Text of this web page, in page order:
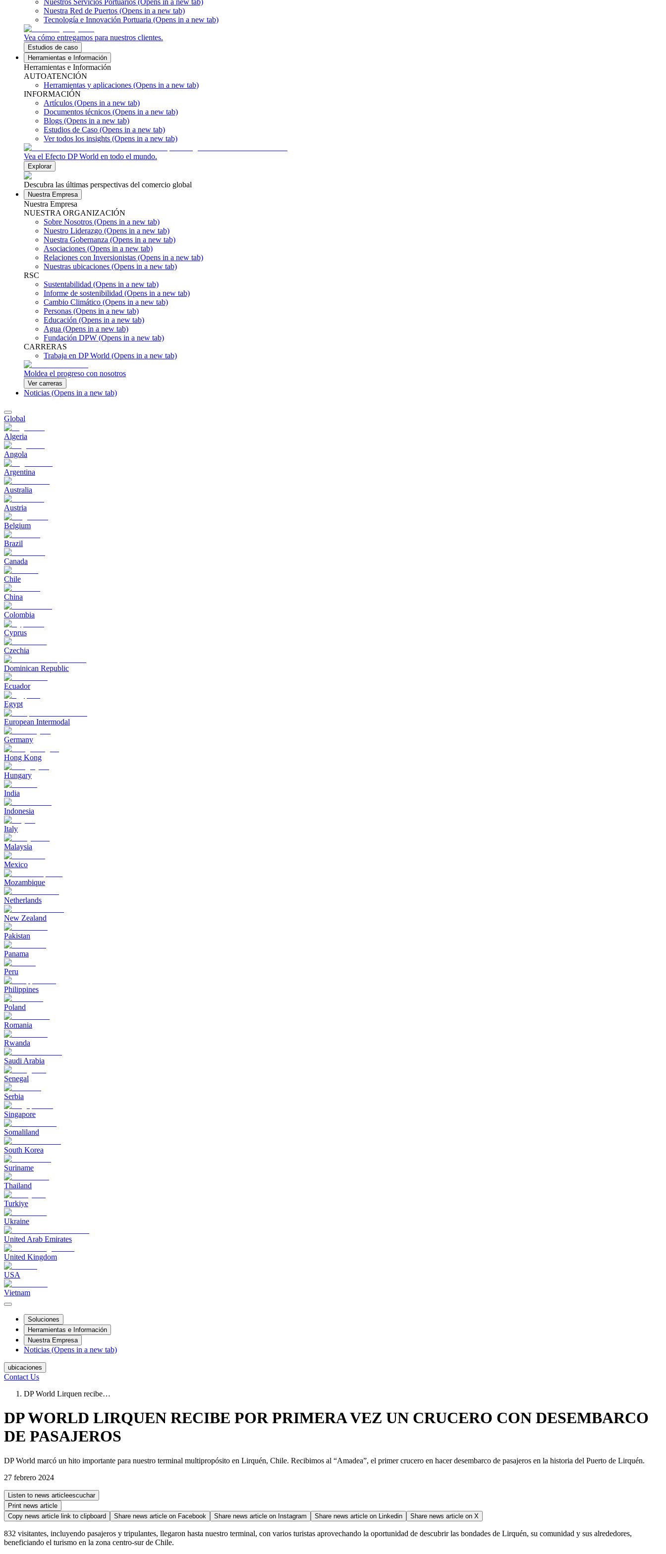
Nuestros Servicios Portuarios (Opens in a new tab)
Nuestra Red de Puertos (Opens in a new tab)
Tecnología e Innovación Portuaria (Opens in a new tab)
Vea cómo entregamos para nuestros clientes.
Estudios de caso
Herramientas e Información
Herramientas e Información
AUTOATENCIÓN
Herramientas y aplicaciones (Opens in a new tab)
INFORMACIÓN
Artículos (Opens in a new tab)
Documentos técnicos (Opens in a new tab)
Blogs (Opens in a new tab)
Estudios de Caso (Opens in a new tab)
Ver todos los insights (Opens in a new tab)
Vea el Efecto DP World en todo el mundo.
Explorar
Descubra las últimas perspectivas del comercio global
Nuestra Empresa
Nuestra Empresa
NUESTRA ORGANIZACIÓN
Sobre Nosotros (Opens in a new tab)
Nuestro Liderazgo (Opens in a new tab)
Nuestra Gobernanza (Opens in a new tab)
Asociaciones (Opens in a new tab)
Relaciones con Inversionistas (Opens in a new tab)
Nuestras ubicaciones (Opens in a new tab)
RSC
Sustentabilidad (Opens in a new tab)
Informe de sostenibilidad (Opens in a new tab)
Cambio Climático (Opens in a new tab)
Personas (Opens in a new tab)
Educación (Opens in a new tab)
Agua (Opens in a new tab)
Fundación DPW (Opens in a new tab)
CARRERAS
Trabaja en DP World (Opens in a new tab)
Moldea el progreso con nosotros
Ver carreras
Noticias (Opens in a new tab)
Global
Algeria
Angola
Argentina
Australia
Austria
Belgium
Brazil
Canada
Chile
China
Colombia
Cyprus
Czechia
Dominican Republic
Ecuador
Egypt
European Intermodal
Germany
Hong Kong
Hungary
India
Indonesia
Italy
Malaysia
Mexico
Mozambique
Netherlands
New Zealand
Pakistan
Panama
Peru
Philippines
Poland
Romania
Rwanda
Saudi Arabia
Senegal
Serbia
Singapore
Somaliland
South Korea
Suriname
Thailand
Turkiye
Ukraine
United Arab Emirates
United Kingdom
USA
Vietnam
Soluciones
Herramientas e Información
Nuestra Empresa
Noticias (Opens in a new tab)
ubicaciones
Contact Us
DP World Lirquen recibe…
DP WORLD LIRQUEN RECIBE POR PRIMERA VEZ UN CRUCERO CON DESEMBARCO
DE PASAJEROS
DP World marcó un hito importante para nuestro terminal multipropósito en Lirquén, Chile. Recibimos al “Amadea”, el primer crucero en hacer desembarco de pasajeros en la historia del Puerto de Lirquén.
27 febrero 2024
Listen to news articleescuchar
Print news article
Copy news article link to clipboard
Share news article on Facebook Share news article on Instagram Share news article on Linkedin Share news article on X
832 visitantes, incluyendo pasajeros y tripulantes, llegaron hasta nuestro terminal, con varios turistas aprovechando la oportunidad de descubrir las bondades de Lirquén, su comunidad y sus alrededores,
beneficiando el turismo en la zona centro-sur de Chile.